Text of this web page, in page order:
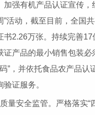
加强有机产品认证宣传，
”活动，截至目前，全国
2.26万张。持续完善17
证产品的最小销售包装必
”，并依托食品农产品认
证服务。
量安全监管。严格落实“